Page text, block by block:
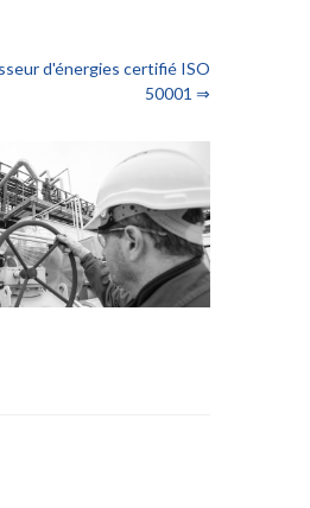
d'énergies certifié ISO
50001 ⇒